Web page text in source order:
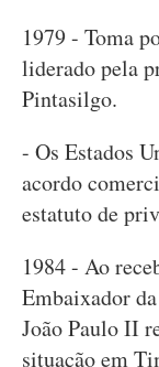
1979 - Toma
liderado pela
Pintasilgo.
- Os Estados
acordo
estatuto de
1984 - Ao
Embaixador
João Paulo II
situação em